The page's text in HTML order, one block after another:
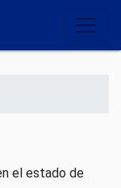
el estado de